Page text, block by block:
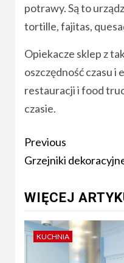
potrawy. Są to
tortille, fajitas,
Opiekacze sklep z
oszczędność czasu
restauracji i food
czasie.
Post
navigation
Previous
Grzejniki
WIĘCEJ
KUCHNIA